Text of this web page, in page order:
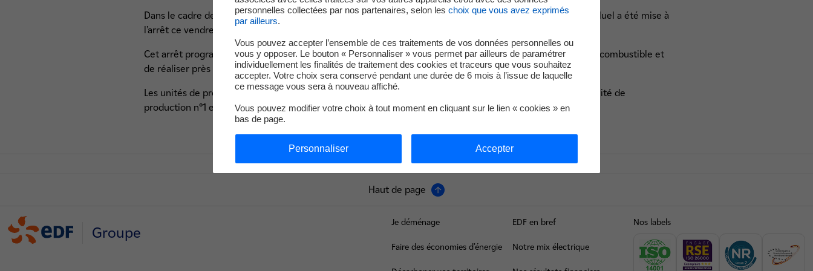
Dans le cadre de son programme de maintenance, l'unité de production n°3 de la centrale nucléaire de Paluel a été mise à
l’arrêt ce vendredi 22 mai, à 23h30.
Cet arrêt programmé, appelé « arrêt pour simple rechargement », permettra de renouveler une partie du combustible et
de réaliser près de 5 000 opérations de contrôle et de maintenance.
Les unités de production n°2 et 4 sont en fonctionnement et alimentent le réseau électrique national. L'unité de
production n°1 est en arrêt programmé pour maintenance dans le cadre de sa 4ème visite décennale.
Haut de page
Groupe
Je déménage
Faire des économies d’énergie
EDF en bref
Notre mix électrique
Nos labels
personnelles collectées par nos partenaires, selon les choix que vous avez exprimés
par ailleurs.
Vous pouvez accepter l’ensemble de ces traitements de vos données personnelles ou
vous y opposer. Le bouton « Personnaliser » vous permet par ailleurs de paramétrer
individuellement les finalités de traitement des cookies et traceurs que vous souhaitez
accepter. Votre choix sera conservé pendant une durée de 6 mois à l’issue de laquelle
ce message vous sera à nouveau affiché.
Vous pouvez modifier votre choix à tout moment en cliquant sur le lien « cookies » en
bas de page.
Personnaliser Accepter